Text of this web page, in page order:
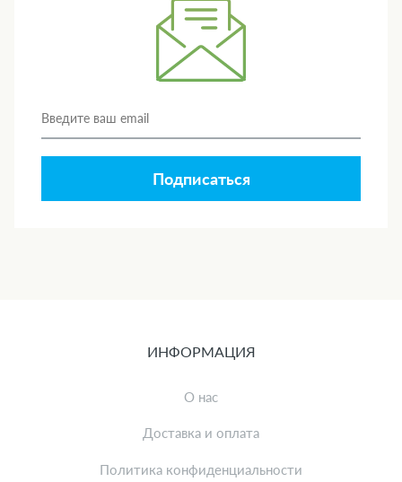
Подписаться
ИНФОРМАЦИЯ
О нас
Доставка и оплата
Политика конфиденциальности